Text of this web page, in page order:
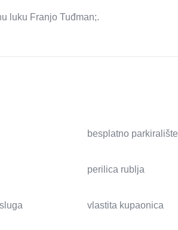
luku Franjo Tuđman;.
besplatno parkiralište
perilica rublja
vlastita kupaonica